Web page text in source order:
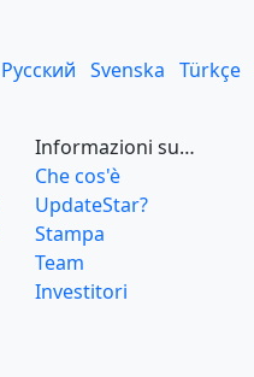
Русский Svenska Türkçe
Informazioni su…
Che cos'è
UpdateStar?
Stampa
Team
Investitori